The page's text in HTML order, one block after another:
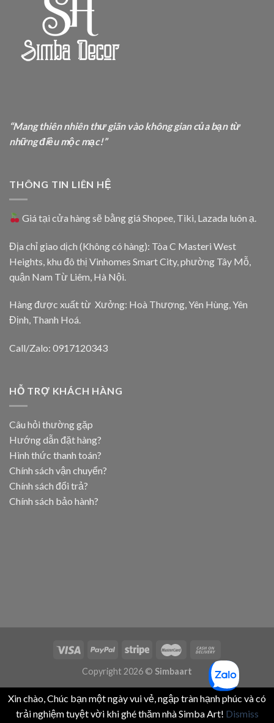
“Mang thiên nhiên thư giãn vào không gian của bạn từ
những điều mộc mạc!”
THÔNG TIN LIÊN HỆ
Giá tại cửa hàng sẽ bằng giáShopee, Tiki, Lazada luôn ạ.
Địa chỉ giao dịch (Không có hàng): Tòa C Masteri West
Heights, khu đô thị Vinhomes Smart City, phường Tây Mỗ,
quận Nam Từ Liêm, Hà Nội.
Hàng được xuất từ Xưởng: Hoà Thượng, Yên Hùng, Yên
Định, Thanh Hoá.
Call/Zalo: 0917120343
HỖ TRỢ KHÁCH HÀNG
Câu hỏi thường gặp
Hướng dẫn đặt hàng?
Hình thức thanh toán?
Chính sách vận chuyển?
Chính sách đổi trả?
Chính sách bảo hành?
Copyright 2026 © Simbaart
Xin chào, Chúc bạn một ngày vui vẻ, ngập tràn hạnh phúc và có
trải nghiệm tuyệt vời khi ghé thăm nhà Simba Art! Dismiss